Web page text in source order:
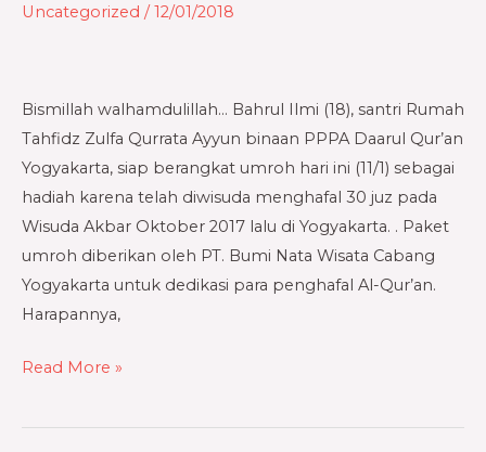
Uncategorized /12/01/2018
Bismillah walhamdulillah… Bahrul Ilmi (18), santri Rumah
Tahfidz Zulfa Qurrata Ayyun binaan PPPA Daarul Qur’an
Yogyakarta, siap berangkat umroh hari ini (11/1) sebagai
hadiah karena telah diwisuda menghafal 30 juz pada
Wisuda Akbar Oktober 2017 lalu di Yogyakarta. . Paket
umroh diberikan oleh PT. Bumi Nata Wisata Cabang
Yogyakarta untuk dedikasi para penghafal Al-Qur’an.
Harapannya,
Read More »